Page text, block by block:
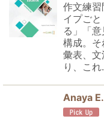
作文練
イプご
る」「
構成。
彙表、
り、こ
Anaya